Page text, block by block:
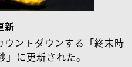
新
ウントダウンする「終末時
に更新された。